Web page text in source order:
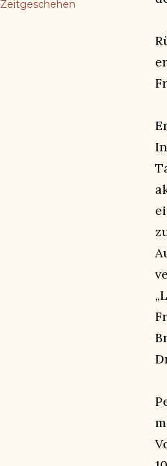
Zeitgeschehen